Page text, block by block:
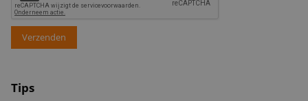
Verzenden
Tips